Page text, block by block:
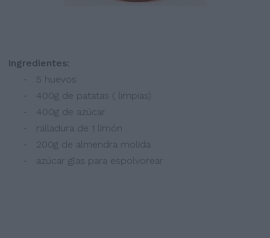
Ingredientes:
- 5 huevos
- 400g de patatas ( limpias)
- 400g de azúcar
- ralladura de 1 limón
- 200g de almendra molida
- azúcar glas para espolvorear